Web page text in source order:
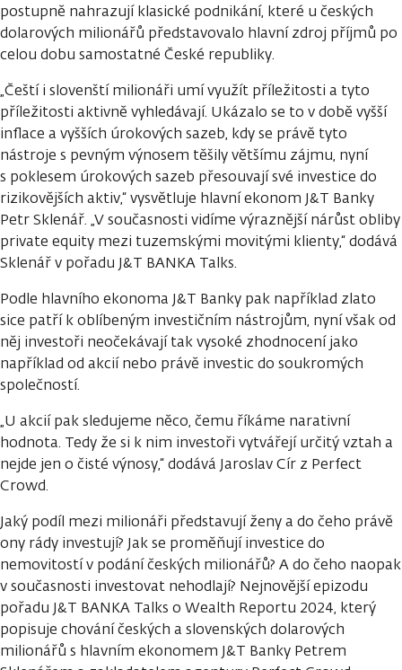
postupně nahrazují klasické podnikání, které u českých
dolarových milionářů představovalo hlavní zdroj příjmů po
celou dobu samostatné České republiky.
„Čeští i slovenští milionáři umí využít příležitosti a tyto
příležitosti aktivně vyhledávají. Ukázalo se to v době vyšší
inflace a vyšších úrokových sazeb, kdy se právě tyto
nástroje s pevným výnosem těšily většímu zájmu, nyní
s poklesem úrokových sazeb přesouvají své investice do
rizikovějších aktiv,“ vysvětluje hlavní ekonom J&T Banky
Petr Sklenář. „V současnosti vidíme výraznější nárůst obliby
private equity mezi tuzemskými movitými klienty,“ dodává
Sklenář v pořadu J&T BANKA Talks.
Podle hlavního ekonoma J&T Banky pak například zlato
sice patří k oblíbeným investičním nástrojům, nyní však od
něj investoři neočekávají tak vysoké zhodnocení jako
například od akcií nebo právě investic do soukromých
společností.
„U akcií pak sledujeme něco, čemu říkáme narativní
hodnota. Tedy že si k nim investoři vytvářejí určitý vztah a
nejde jen o čisté výnosy,“ dodává Jaroslav Cír z Perfect
Crowd.
Jaký podíl mezi milionáři představují ženy a do čeho právě
ony rády investují? Jak se proměňují investice do
nemovitostí v podání českých milionářů? A do čeho naopak
v současnosti investovat nehodlají? Nejnovější epizodu
pořadu J&T BANKA Talks o Wealth Reportu 2024, který
popisuje chování českých a slovenských dolarových
milionářů s hlavním ekonomem J&T Banky Petrem